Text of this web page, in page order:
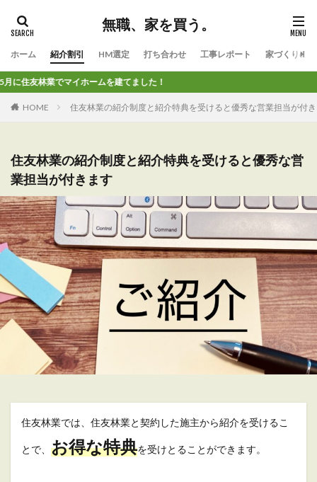
無職、家を買う。
ホーム 紹介割引 HM選定 打ち合わせ 工事レポート 家づくりの
業でマイホームを建てました！
HOME 住友林業の紹介制度と紹介特典を受けると優秀な営業担当が付
住友林業の紹介制度と紹介特典を受けると優秀な営
業担当が付きます
住友林業では、住友林業と契約した施主から紹介を受けるこ
とで、 お得な特典を受けとることができます。